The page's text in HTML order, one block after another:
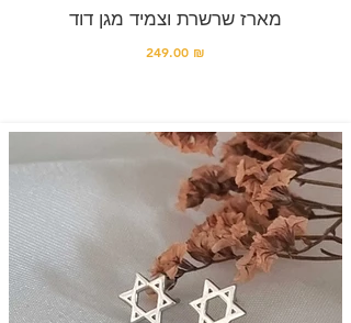
מארז שרשרת וצמיד מגן דוד
249.00 ₪